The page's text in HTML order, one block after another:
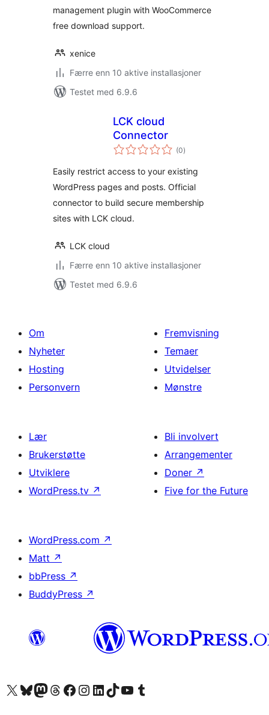
management plugin with WooCommerce
free download support.
xenice
Færre enn 10 aktive installasjoner
Testet med 6.9.6
LCK cloud
Connector
(0totale
vurderinger
)
Easily restrict access to your existing
WordPress pages and posts. Official
connector to build secure membership
sites with LCK cloud.
LCK cloud
Færre enn 10 aktive installasjoner
Testet med 6.9.6
Om
Nyheter
Hosting
Personvern
Fremvisning
Temaer
Utvidelser
Mønstre
Lær
Brukerstøtte
Utviklere
WordPress.tv ↗
Bli involvert
Arrangementer
Doner ↗
Five for the Future
WordPress.com ↗
Matt ↗
bbPress ↗
BuddyPress ↗
Besøk vår konto på X Visit our Bluesky account
Besøk vår Mastodon-konto
Visit our Threads account
Besøk vår Facebook-sideBesøk vår Instagram-konto
Besøk vår LinkedIn-konto
Visit our TikTok account
Visit our YouTube channel
Visit our Tumblr account